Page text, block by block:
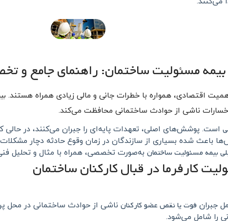
مسئولیت ساختمان: راهنمای جامع و
اقتصادی، همواره با خطرات جانی و مالی زیادی همراه هستند.
خسارات ناشی از حوادث ساختمانی محافظت می‌کند.
است. پوشش‌های اصلی، تعهدات پایه‌ای را جبران می‌کنند، در
شده بسیاری از سازندگان در زمان وقوع حادثه دچار مشکلات
بیمه مسئولیت ساختمان به‌صورت تخصصی، همراه با مثال و تحلیل
کارفرما در قبال کارکنان ساختمان
جبران فوت یا نقص عضو کارکنان ناشی از حوادث ساختمانی در محل
را شامل می‌شود.